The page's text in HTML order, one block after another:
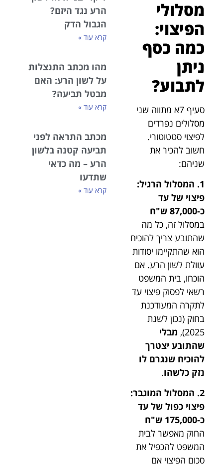
מסלולי
הפיצוי:
כמה כסף
ניתן
לתבוע?
סעיף 7א מתווה שני
מסלולים נפרדים
לפיצוי סטטוטורי.
חשוב להכיר את
שניהם:
1. המסלול הרגיל:
פיצוי של עד
כ-87,000 ש"ח
במסלול זה, כל מה
שהתובע צריך להוכיח
הוא שהתקיימו יסודות
עוולת לשון הרע. אם
הוכחו, בית המשפט
רשאי לפסוק פיצוי עד
לתקרה המעודכנת
בחוק (נכון לשנת
2025),
מבלי
שהתובע יצטרך
להוכיח שנגרם לו
נזק כלשהו.
2. המסלול המוגבר:
פיצוי כפול של עד
כ-175,000 ש"ח
החוק מאפשר לבית
המשפט להכפיל את
סכום הפיצוי אם
הרע נגד היזם?
הגבול הדק
קרא עוד »
מהו מכתב התנצלות
על לשון הרע: האם
מבטל תביעה?
קרא עוד »
מכתב התראה לפני
תביעה קטנה בלשון
הרע – מה כדאי
שתדעו
קרא עוד »